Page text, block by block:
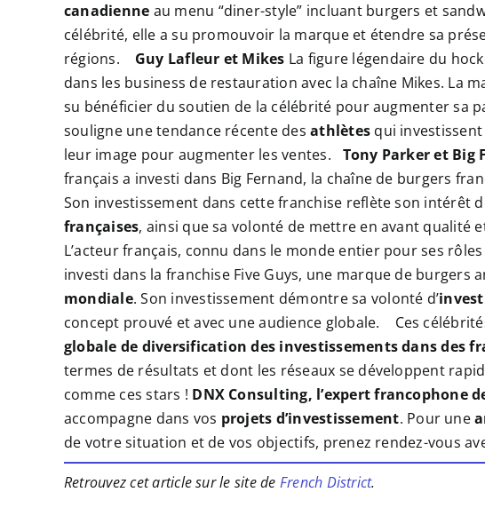
canadienne au menu “diner-style” incluant burgers et
célébrité, elle a su promouvoir la marque et étendre sa
régions.
Guy Lafleur et Mikes La figure légendaire du
dans les business de restauration avec la chaîne Mikes. La
su bénéficier du soutien de la célébrité pour augmenter sa
souligne une tendance récente desathlètes qui
leur image pour augmenter les ventes.
Tony Parker et Big
français a investi dans Big Fernand, la chaîne de burgers
Son investissement dans cette franchise reflète son intérêt
françaises, ainsi que sa volonté de mettre en avant qualité
L’acteur français, connu dans le monde entier pour ses
investi dans la franchise Five Guys, une marque de burgers
mondiale. Son investissement démontre sa volonté d’
concept prouvé et avec une audience globale.
Ces
globale de diversification des investissements dans des
termes de résultats et dont les réseaux se développent
comme ces stars ! DNX Consulting, l’expert francophone
accompagne dans vos projets d’investissement. Pour une
de votre situation et de vos objectifs, prenez rendez-vous
Retrouvez cet article sur le site de French District.